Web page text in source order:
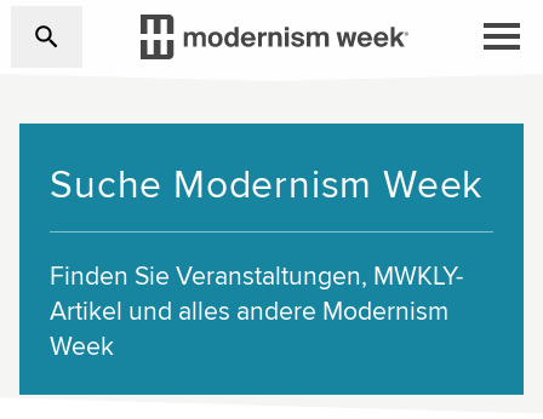
Suche Modernism Week
Finden Sie Veranstaltungen, MWKLY-
Artikel und alles andere Modernism
Week